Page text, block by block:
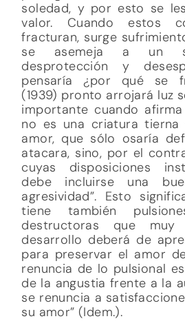
soledad, y por esto se
valor. Cuando estos
fracturan, surge
se asemeja a un
desprotección y
pensaría ¿por qué se
(1939) pronto arrojará luz
importante cuando
no es una criatura tierna
amor, que sólo osaría
atacara, sino, por el
cuyas disposiciones
debe incluirse una
agresividad”. Esto
tiene también
destructoras que
desarrollo deberá de
para preservar el amor
renuncia de lo pulsional
de la angustia frente a la
se renuncia a
su amor” (Idem.).